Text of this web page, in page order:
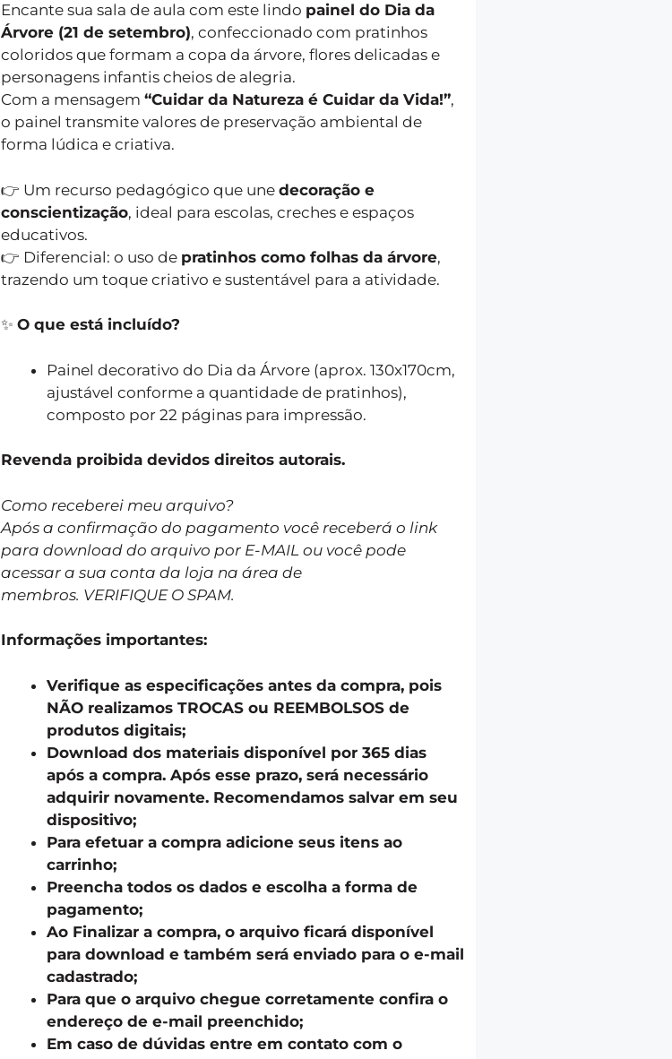
Encante sua sala de aula com este lindo painel do Dia da
Árvore (21 de setembro), confeccionado com pratinhos
coloridos que formam a copa da árvore, flores delicadas e
personagens infantis cheios de alegria.
Com a mensagem “Cuidar da Natureza é Cuidar da Vida!”,
o painel transmite valores de preservação ambiental de
forma lúdica e criativa.
👉 Um recurso pedagógico que une decoração e
conscientização, ideal para escolas, creches e espaços
educativos.
👉 Diferencial: o uso de pratinhos como folhas da árvore,
trazendo um toque criativo e sustentável para a atividade.
✨ O que está incluído?
Painel decorativo do Dia da Árvore (aprox. 130x170cm,
ajustável conforme a quantidade de pratinhos),
composto por 22 páginas para impressão.
Revenda proibida devidos direitos autorais.
Como receberei meu arquivo?
Após a confirmação do pagamento você receberá o link
para download do arquivo por E-MAIL ou você pode
acessar a sua conta da loja na área de
membros. VERIFIQUE O SPAM.
Informações importantes:
Verifique as especificações antes da compra, pois
NÃO realizamos TROCAS ou REEMBOLSOS de
produtos digitais;
Download dos materiais disponível por 365 dias
após a compra. Após esse prazo, será necessário
adquirir novamente. Recomendamos salvar em seu
dispositivo;
Para efetuar a compra adicione seus itens ao
carrinho;
Preencha todos os dados e escolha a forma de
pagamento;
Ao Finalizar a compra, o arquivo ficará disponível
para download e também será enviado para o e-mail
cadastrado;
Para que o arquivo chegue corretamente confira o
endereço de e-mail preenchido;
Em caso de dúvidas entre em contato com o